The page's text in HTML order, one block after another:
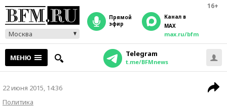
16+
Москва
прямой
эфир
Канал в
MAX
max.ru/bfm
МЕНЮ Telegram
t.me/BFMnews
22 июня 2015, 14:36
Политика